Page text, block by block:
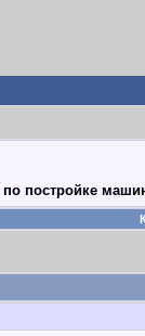
постройке